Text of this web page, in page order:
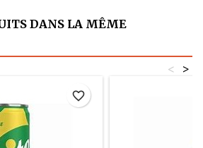
DANS LA MÊME
>
<
favorite_border